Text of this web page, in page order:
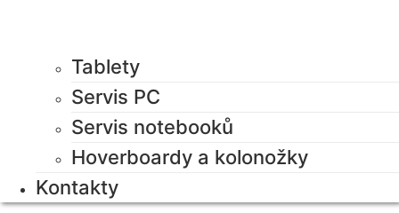
Tablety
Servis PC
Servis notebooků
Hoverboardy a kolonožky
Kontakty